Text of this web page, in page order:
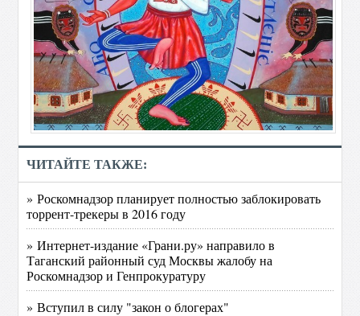
ЧИТАЙТЕ ТАКЖЕ:
» Роскомнадзор планирует полностью заблокировать
торрент-трекеры в 2016 году
» Интернет-издание «Грани.ру» направило в
Таганский районный суд Москвы жалобу на
Роскомнадзор и Генпрокуратуру
» Вступил в силу "закон о блогерах"